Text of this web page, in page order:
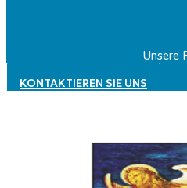
Unsere
KONTAKTIEREN SIE UNS